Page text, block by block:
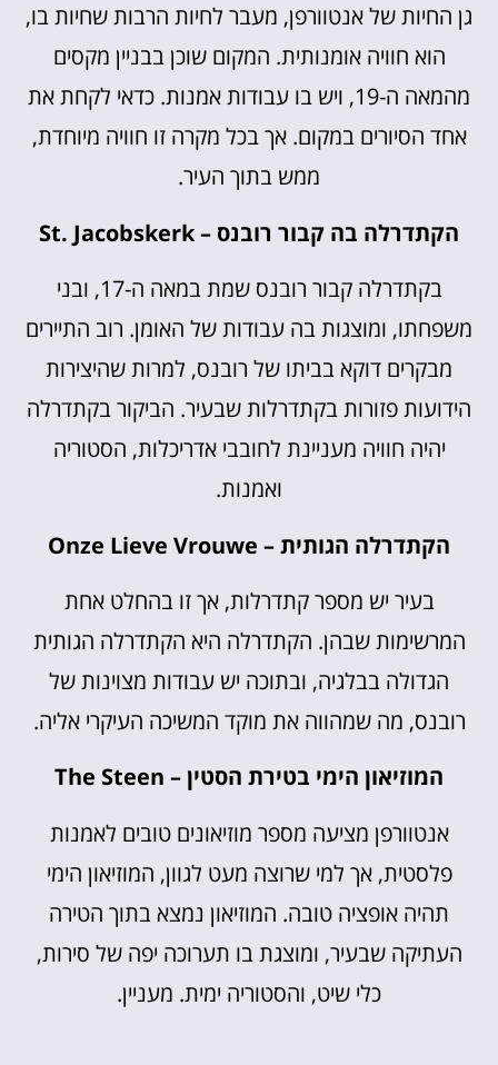
גן החיות של אנטוורפן, מעבר לחיות הרבות שחיות בו,
הוא חוויה אומנותית. המקום שוכן בבניין מקסים
מהמאה ה-19, ויש בו עבודות אמנות. כדאי לקחת את
אחד הסיורים במקום. אך בכל מקרה זו חוויה מיוחדת,
ממש בתוך העיר.
הקתדרלה בה קבור רובנס – St. Jacobskerk
בקתדרלה קבור רובנס שמת במאה ה-17, ובני
משפחתו, ומוצגות בה עבודות של האומן. רוב התיירים
מבקרים דוקא בביתו של רובנס, למרות שהיצירות
הידועות פזורות בקתדרלות שבעיר. הביקור בקתדרלה
יהיה חוויה מעניינת לחובבי אדריכלות, הסטוריה
ואמנות.
הקתדרלה הגותית – Onze Lieve Vrouwe
בעיר יש מספר קתדרלות, אך זו בהחלט אחת
המרשימות שבהן. הקתדרלה היא הקתדרלה הגותית
הגדולה בבלגיה, ובתוכה יש עבודות מצוינות של
רובנס, מה שמהווה את מוקד המשיכה העיקרי אליה.
המוזיאון הימי בטירת הסטין – The Steen
אנטוורפן מציעה מספר מוזיאונים טובים לאמנות
פלסטית, אך למי שרוצה מעט לגוון, המוזיאון הימי
תהיה אופציה טובה. המוזיאון נמצא בתוך הטירה
העתיקה שבעיר, ומוצגת בו תערוכה יפה של סירות,
כלי שיט, והסטוריה ימית. מעניין.